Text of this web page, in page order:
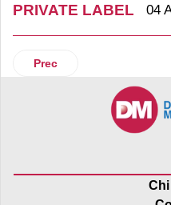
PRIVATE LABEL 04
Articolo precedente:
Prec